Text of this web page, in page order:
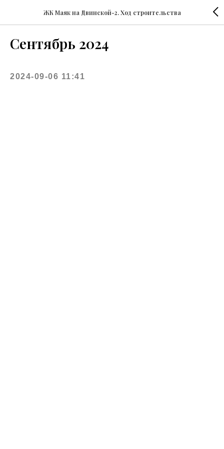
ЖК Маяк на Двинской-2. Ход строительства
Сентябрь 2024
2024-09-06 11:41